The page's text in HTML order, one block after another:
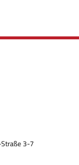
Straße 3-7gelesen.